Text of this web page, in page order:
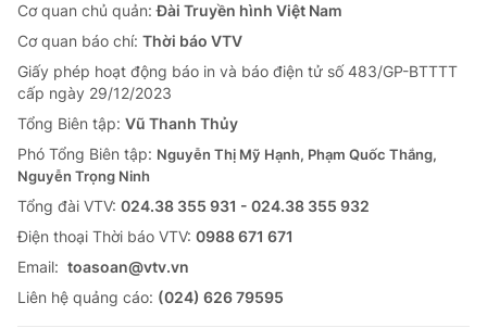
Giải sao mai
Chất lượng cuộc sống
Tuyển sinh
Học trực tuyến
Công nghệ
Hitech Công nghệ tương lai
Sản phẩm
Thị trường
Tư vấn
Giao lưu trực tuyến
Lịch phát sóng
Chuyên mục khác
Emagazine Podcast
Cơ quan chủ quản:Đài Truyền hình Việt Nam
Cơ quan báo chí: Thời báo VTV
Giấy phép hoạt động báo in và báo điện tử số 483/GP-BTTTT
cấp ngày 29/12/2023
Tổng Biên tập: Vũ Thanh Thủy
Phó Tổng Biên tập: Nguyễn Thị Mỹ Hạnh, Phạm Quốc Thắng,
Nguyễn Trọng Ninh
Tổng đài VTV: 024.38 355 931 - 024.38 355 932
Ðiện thoại Thời báo VTV: 0988 671 671
Email: toasoan@vtv.vn
Liên hệ quảng cáo: (024) 626 79595